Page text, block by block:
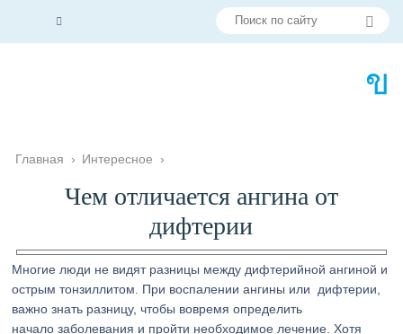
Главная › Интересное ›
Чем отличается ангина от
дифтерии
Многие люди не видят разницы между дифтерийной ангиной и
острым тонзиллитом. При воспалении ангины или дифтерии,
важно знать разницу, чтобы вовремя определить
начало заболевания и пройти необходимое лечение. Хотя